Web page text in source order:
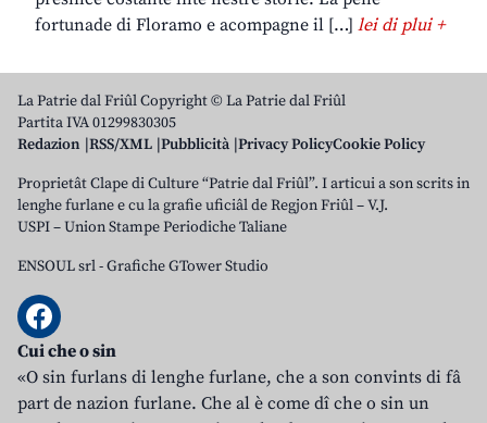
fortunade di Floramo e acompagne il […] lei di plui +
La Patrie dal Friûl Copyright © La Patrie dal Friûl
Partita IVA 01299830305
Redazion RSS/XML Pubblicità Privacy PolicyCookie Policy
Proprietât Clape di Culture “Patrie dal Friûl”. I articui a son scrits in
lenghe furlane e cu la grafie uficiâl de Regjon Friûl – V.J.
USPI – Union Stampe Periodiche Taliane
ENSOUL srl-Grafiche GTower Studio
Cui che o sin
«O sin furlans di lenghe furlane, che a son convints di fâ
part de nazion furlane. Che al è come dî che o sin un